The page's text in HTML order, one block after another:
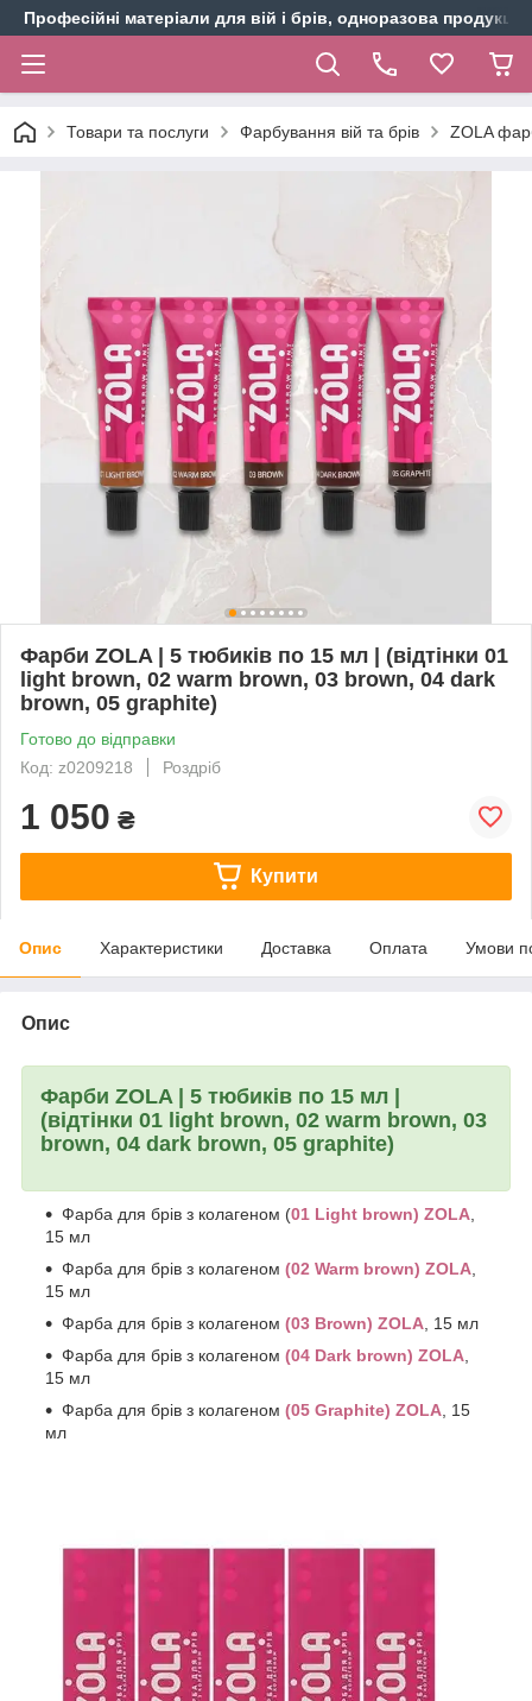
Професійні матеріали для вій і брів, одноразова продукція
Товари та послуги Фарбування вій та брів ZOLA
Фарби ZOLA | 5 тюбиків по 15 мл | (відтінки 01
light brown, 02 warm brown, 03 brown, 04 dark
brown, 05 graphite)
Готово до відправки
Код: z0209218
Роздріб
1 050 ₴
Купити
Опис Характеристики Доставка Оплата Умови
Опис
Фарби ZOLA | 5 тюбиків по 15 мл |
(відтінки 01 light brown, 02 warm brown, 03
brown, 04 dark brown, 05 graphite)
Фарба для брів з колагеном (01 Light brown) ZOLA,
15 мл
Фарба для брів з колагеном (02 Warm brown) ZOLA,
15 мл
Фарба для брів з колагеном (03 Brown) ZOLA, 15 мл
Фарба для брів з колагеном (04 Dark brown) ZOLA,
15 мл
Фарба для брів з колагеном (05 Graphite) ZOLA, 15
мл